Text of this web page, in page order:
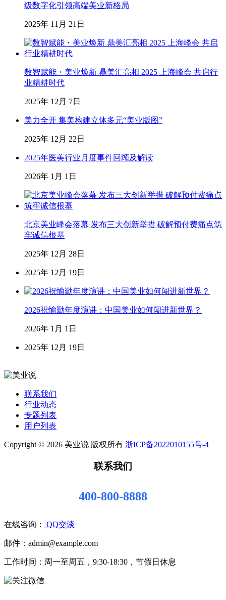
级数字化引领高端美业新格局
2025年 11月 21日
数智赋能・美业焕新 鼎美汇亮相 2025 上海峰会 共启行
业精耕时代
2025年 12月 7日
美力全开 集美构建立体多元“美业版图”
2025年 12月 22日
2025年医美行业月度事件回顾及解读
2026年 1月 1日
北京美业峰会落幕 发布三大创新举措 破解预付费痛点筑
牢诚信根基
2025年 12月 28日
2025年 12月 19日
2026祝愉勤年度演讲：中国美业如何闯进新世界？
2026年 1月 1日
2025年 12月 19日
联系我们
行业动态
专题列表
用户列表
Copyright © 2026 美业说 版权所有 浙ICP备2022010155号-4
联系我们
400-800-8888
在线咨询： QQ交谈
邮件：admin@example.com
工作时间：周一至周五，9:30-18:30，节假日休息